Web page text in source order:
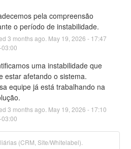
pela compreensão
o período de instabilidade.
3 months ago. May 19 2026 - 17:47
03:00
uma instabilidade que
estar afetando o sistema.
equipe já está trabalhando na
3 months ago. May 19 2026 - 17:10
03:00
(CRM, Site/Whitelabel).